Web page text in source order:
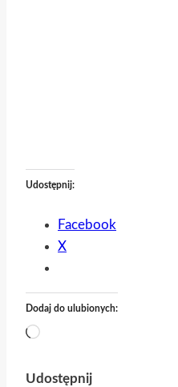
Udostępnij:
Facebook
X
Dodaj do ulubionych:
Wczytywanie…
Udostępnij